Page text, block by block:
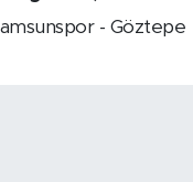
- Göztepe